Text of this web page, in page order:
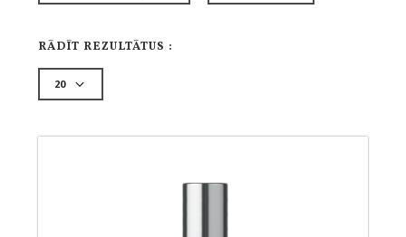
RĀDĪT REZULTĀTUS :